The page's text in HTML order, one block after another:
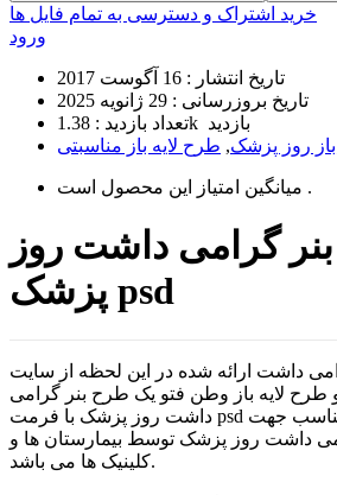
خرید اشتراک و دسترسی به تمام فایل ها
ورود
تاریخ انتشار : 16 آگوست 2017
تاریخ بروزرسانی : 29 ژانویه 2025
تعداد بازدید :
1.38k بازدید
روز پزشک, طرح لایه باز مناسبتی
میانگین امتیاز این محصول است .
گرامی داشت روز
پزشک psd
داشت ارائه شده در این لحظه از سایت
لایه باز وطن فتو یک طرح بنر گرامی
داشت روز پزشک با فرمت psd و کیفیت بسیار بالا مناسب جهت
داشت روز پزشک توسط بیمارستان ها و
کلینیک ها می باشد.